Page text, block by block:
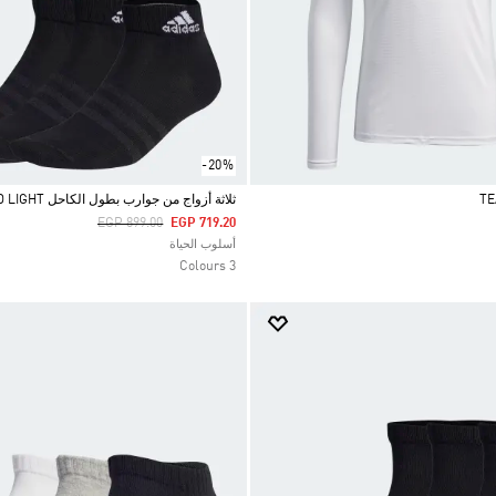
-20%
Selected
ثلاثة أزواج من جوارب بطول الكاحل THIN AND LIGHT
Price Reduced From
EGP 899.00ToEGP 719.20
أسلوب الحياة
3 Colours